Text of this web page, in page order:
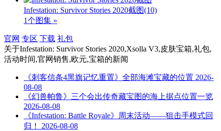
Infestation: Survivor Stories 2020截图(10)
1个图集 »
官网 专区 下载 礼包
关于Infestation: Survivor Stories 2020,Xsolla V3,皮肤宝箱,礼包,
活动时间,官网销售,欧元,宝箱的新闻
《刺客信条4黑旗记忆重置》全部海滩宝藏的位置 2026-
08-08
《幻兽帕鲁》三个会出传奇藏宝图的海上据点位置一览
2026-08-08
《Infestation: Battle Royale》周末活动——狙击手模式回
归！
2026-08-08